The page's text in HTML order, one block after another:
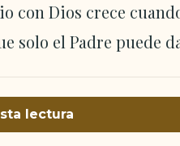
con Dios crece
solo el Padre puede
lectura